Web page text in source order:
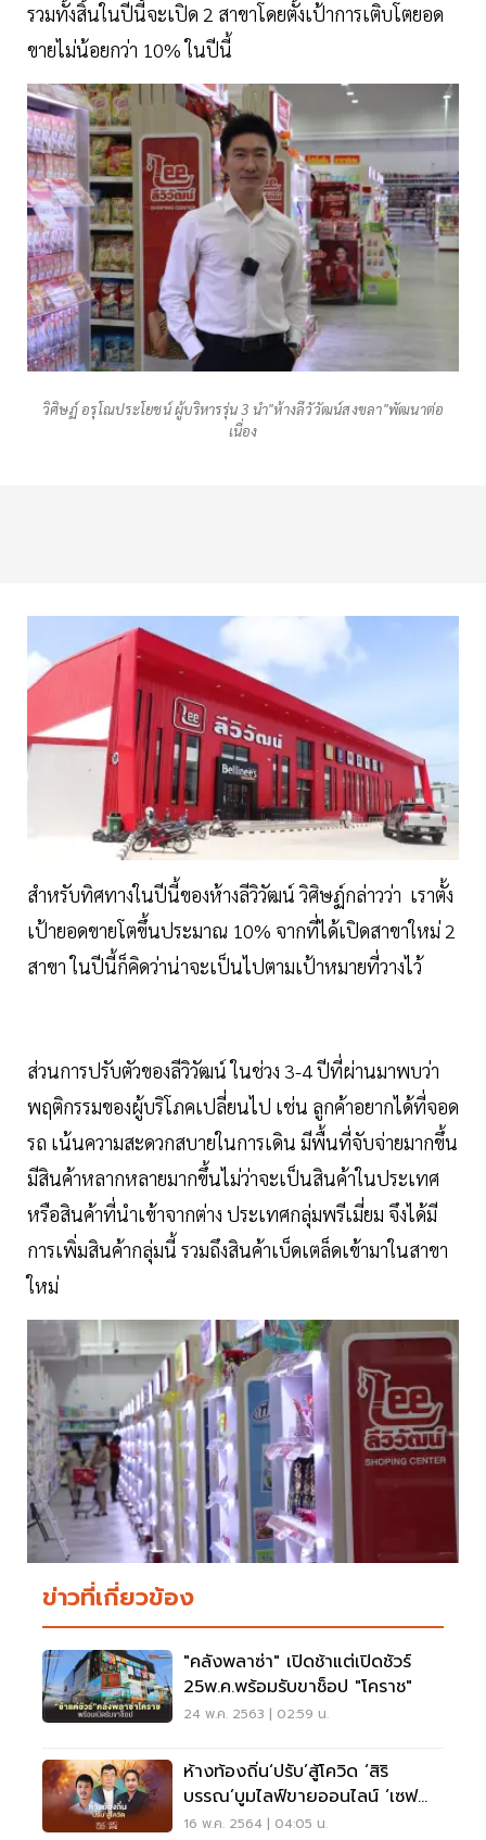
รวมทั้งสิ้นในปีนี้จะเปิด 2 สาขาโดยตั้งเป้าการเติบโตยอด
ขายไม่น้อยกว่า 10% ในปีนี้
วิศิษฏ์ อรุโณประโยชน์ ผู้บริหารรุ่น 3 นำ"ห้างลีวัวัฒน์สงขลา"พัฒนาต่อ
เนื่อง
สำหรับทิศทางในปีนี้ของห้างลีวิวัฒน์ วิศิษฏ์กล่าวว่า เราตั้ง
เป้ายอดขายโตขึ้นประมาณ 10% จากที่ได้เปิดสาขาใหม่ 2
สาขา ในปีนี้ก็คิดว่าน่าจะเป็นไปตามเป้าหมายที่วางไว้
ส่วนการปรับตัวของลีวิวัฒน์ ในช่วง 3-4 ปีที่ผ่านมาพบว่า
พฤติกรรมของผู้บริโภคเปลี่ยนไป เช่น ลูกค้าอยากได้ที่จอด
รถ เน้นความสะดวกสบายในการเดิน มีพื้นที่จับจ่ายมากขึ้น
มีสินค้าหลากหลายมากขึ้นไม่ว่าจะเป็นสินค้าในประเทศ
หรือสินค้าที่นำเข้าจากต่าง ประเทศกลุ่มพรีเมี่ยม จึงได้มี
การเพิ่มสินค้ากลุ่มนี้ รวมถึงสินค้าเบ็ดเตล็ดเข้ามาในสาขา
ใหม่
ข่าวที่เกี่ยวข้อง
"คลังพลาซ่า" เปิดช้าแต่เปิดชัวร์
25พ.ค.พร้อมรับขาช็อป "โคราช"
24 พ.ค. 2563 | 02:59 น.
ห้างท้องถิ่น‘ปรับ’สู้โควิด ‘สิริ
บรรณ’บูมไลฟ์ขายออนไลน์ ‘เซฟ
มาร์ท’โทรฯสั่ง-พร้อมส่ง
16 พ.ค. 2564 | 04:05 น.